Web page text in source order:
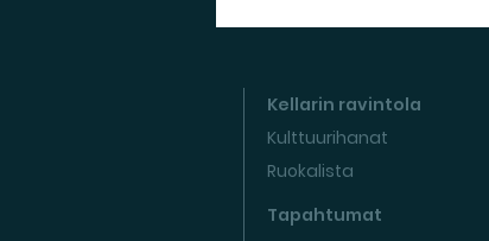
Kellarin ravintola
Kulttuurihanat
Ruokalista
Tapahtumat